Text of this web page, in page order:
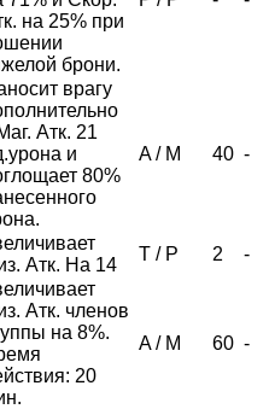
на 25% при
брони.
врагу
Атк. 21
и
80%
A/ M 40 -
Атк. На 14
T / P 2 -
Атк. членов
на 8%.
20
A/ M 60 -